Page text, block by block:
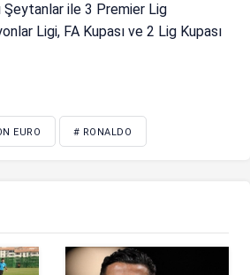
Şeytanlar ile 3 Premier Lig
Ligi, FA Kupası ve 2 Lig Kupası
EURO # RONALDO